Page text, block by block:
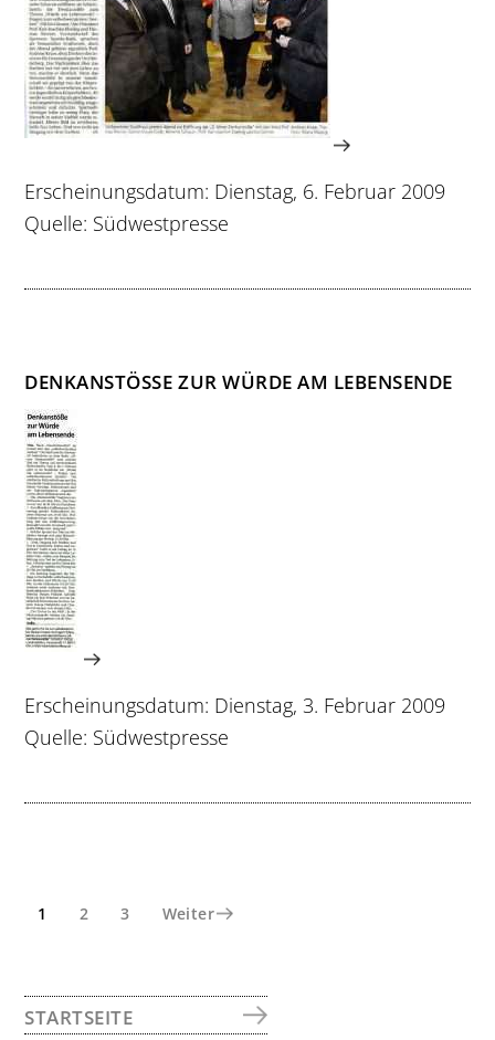
Erscheinungsdatum: Dienstag, 6. Februar 2009
Quelle: Südwestpresse
DENKANSTÖSSE ZUR WÜRDE AM LEBENSENDE
Erscheinungsdatum: Dienstag, 3. Februar 2009
Quelle: Südwestpresse
Seite
1 Seite
2 Seite
3 Weiter
SEITENSPALTE
STARTSEITE